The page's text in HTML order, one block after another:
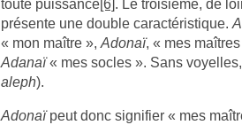
toute puissance[6]. Le troisième, de
présente une double caractéristique.
« mon maître », Adonaï, « mes
Adanaï« mes socles ». Sans
aleph).
Adonaïpeut donc signifier « mes